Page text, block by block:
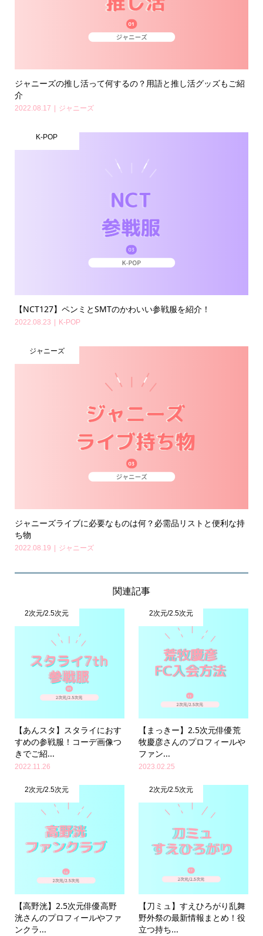
ジャニーズの推し活って何するの？用語と推し活グッズもご紹
介
2022.08.17 ジャニーズ
K-POP
【NCT127】ペンミとSMTのかわいい参戦服を紹介！
2022.08.23 K-POP
ジャニーズ
ジャニーズライブに必要なものは何？必需品リストと便利な持
ち物
2022.08.19 ジャニーズ
関連記事
2次元/2.5次元
【あんスタ】スタライにおす
すめの参戦服！コーデ画像つ
きでご紹...
2022.11.26
2次元/2.5次元
【まっきー】2.5次元俳優荒
牧慶彦さんのプロフィールや
ファン...
2023.02.25
2次元/2.5次元
【高野洸】2.5次元俳優高野
洸さんのプロフィールやファ
ンクラ...
2次元/2.5次元
【刀ミュ】すえひろがり乱舞
野外祭の最新情報まとめ！役
立つ持ち...